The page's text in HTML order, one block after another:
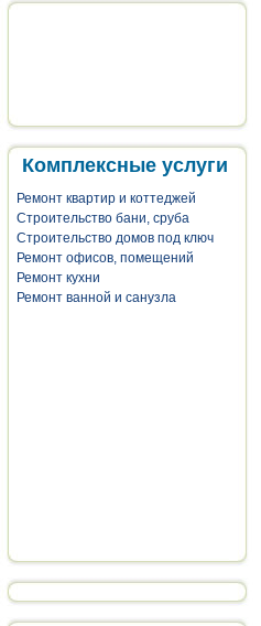
Комплексные услуги
Ремонт квартир и коттеджей
Строительство бани, сруба
Строительство домов под ключ
Ремонт офисов, помещений
Ремонт кухни
Ремонт ванной и санузла